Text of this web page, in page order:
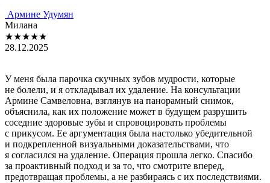
Армине Удумян
Милана
★★★★★
28.12.2025
У меня была парочка скучных зубов мудрости, которые
не болели, и я откладывал их удаление. На консультации
Армине Самвеловна, взглянув на панорамный снимок,
объяснила, как их положение может в будущем разрушить
соседние здоровые зубы и спровоцировать проблемы
с прикусом. Ее аргументация была настолько убедительной
и подкрепленной визуальными доказательствами, что
я согласился на удаление. Операция прошла легко. Спасибо
за проактивный подход и за то, что смотрите вперед,
предотвращая проблемы, а не разбираясь с их последствиями.